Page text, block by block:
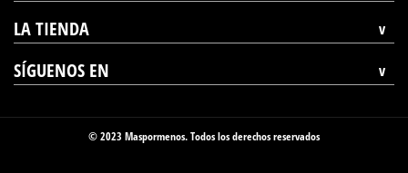
LA TIENDA
SÍGUENOS EN
© 2023 Maspormenos. Todos los derechos reservados